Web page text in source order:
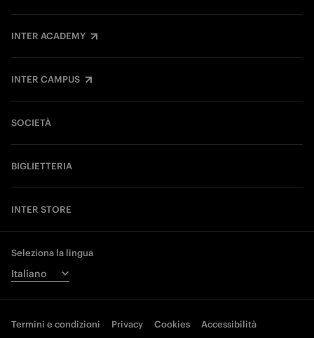
INTER ACADEMY
INTER CAMPUS
SOCIETÀ
BIGLIETTERIA
INTER STORE
Seleziona la lingua
Termini e condizioni Privacy Cookies Accessibilità